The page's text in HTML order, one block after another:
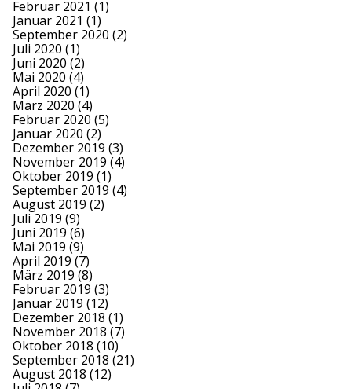
Februar 2021 (1)
Januar 2021 (1)
September 2020 (2)
Juli 2020 (1)
Juni 2020 (2)
Mai 2020 (4)
April 2020 (1)
März 2020 (4)
Februar 2020 (5)
Januar 2020 (2)
Dezember 2019 (3)
November 2019 (4)
Oktober 2019 (1)
September 2019 (4)
August 2019 (2)
Juli 2019 (9)
Juni 2019 (6)
Mai 2019 (9)
April 2019 (7)
März 2019 (8)
Februar 2019 (3)
Januar 2019 (12)
Dezember 2018 (1)
November 2018 (7)
Oktober 2018 (10)
September 2018 (21)
August 2018 (12)